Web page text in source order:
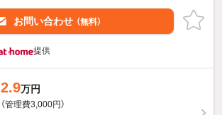
お問い合わせ （無料）
提供
2.9万円
（管理費3,000円）